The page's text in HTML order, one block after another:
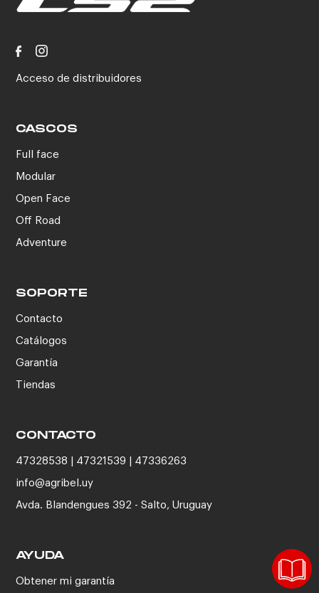
Acceso de distribuidores
CASCOS
Full face
Modular
Open Face
Off Road
Adventure
SOPORTE
Contacto
Catálogos
Garantía
Tiendas
CONTACTO
47328538 | 47321539 | 47336263
info@agribel.uy
Avda. Blandengues 392 - Salto, Uruguay
AYUDA
Obtener mi garantía